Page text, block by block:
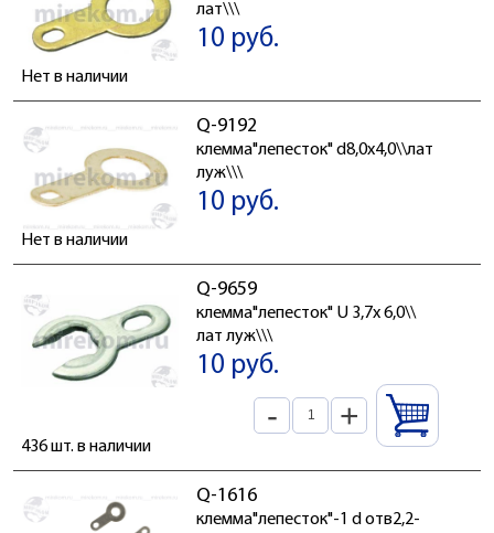
лат\\\
10 руб.
Нет в наличии
Q-9192
клемма"лепесток" d8,0x4,0\\лат
луж\\\
10 руб.
Нет в наличии
Q-9659
клемма"лепесток" U 3,7x 6,0\\
лат луж\\\
10 руб.
- +
436 шт. в наличии
Q-1616
клемма"лепесток"-1 d отв2,2-